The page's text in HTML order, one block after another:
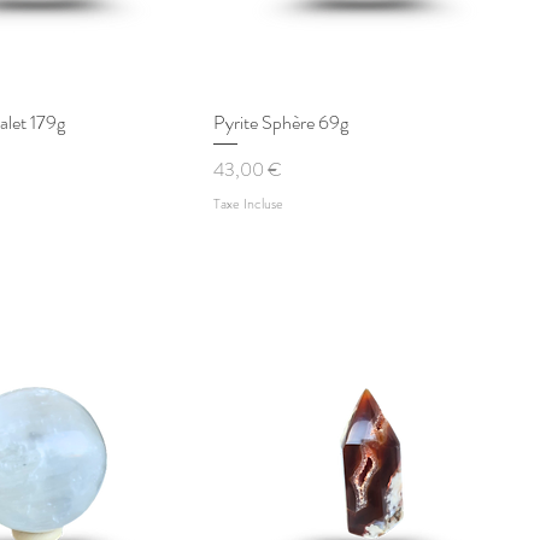
rapide
179g
Aperçu rapide
Pyrite Sphère 69g
Prix
43,00 €
Taxe Incluse